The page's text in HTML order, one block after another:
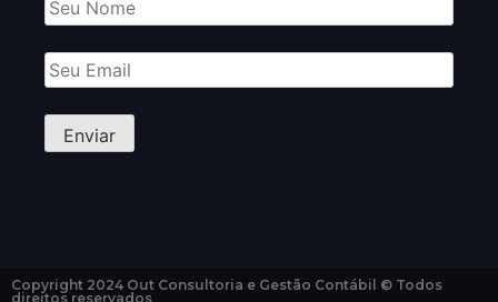
Copyright 2024 Out Consultoria e Gestão Contábil © Todos
direitos reservados